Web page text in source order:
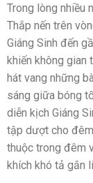
Trong lòng nhiều
Thắp nến trên
Giáng Sinh đến
khiến không gian
hát vang những
sáng giữa bóng
diễn kịch Giáng
tập dượt cho
thuộc trong đêm
khích khó tả gắn